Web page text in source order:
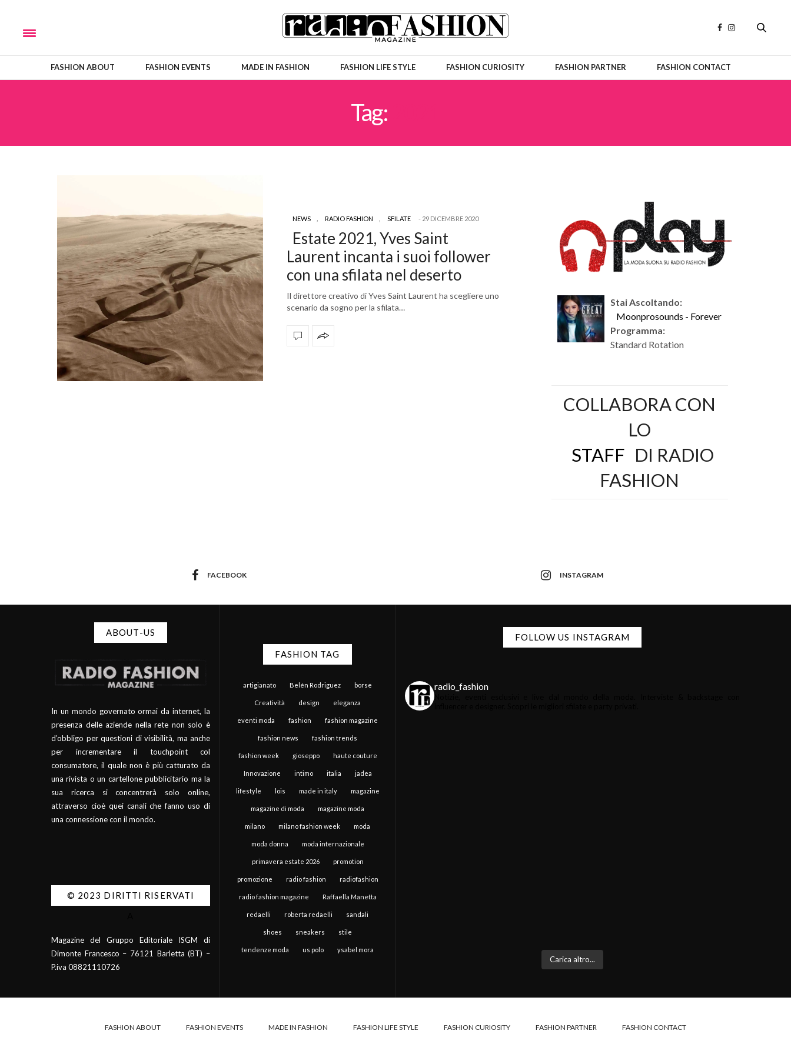
FASHION ABOUT FASHION EVENTS MADE IN FASHION FASHION LIFE STYLE FASHION CURIOSITY FASHION PARTNER FASHION CONTACT
Tag:
NEWS RADIO FASHION SFILATE 29 DICEMBRE 2020
Estate 2021, Yves Saint
Laurent incanta i suoi follower
con una sfilata nel deserto
Il direttore creativo di Yves Saint Laurent ha scegliere uno
scenario da sogno per la sfilata…
Stai Ascoltando:
Moonprosounds - Forever
Programma:
Standard Rotation
COLLABORA CON
LO
STAFF DI RADIO
FASHION
FACEBOOK INSTAGRAM
ABOUT-US
In un mondo governato ormai da internet, la
presenza delle aziende nella rete non solo è
d’obbligo per questioni di visibilità, ma anche
per incrementare il touchpoint col
consumatore, il quale non è più catturato da
una rivista o un cartellone pubblicitario ma la
sua ricerca si concentrerà solo online,
attraverso cioè quei canali che fanno uso di
una connessione con il mondo.
© 2023 DIRITTI RISERVATI
Magazine del Gruppo Editoriale ISGM di
Dimonte Francesco – 76121 Barletta (BT) –
P.iva 08821110726
FASHION TAG
artigianato Belén Rodriguez borse
Creatività design eleganza
eventi moda fashion fashion magazine
fashion news fashion trends
fashion week gioseppo haute couture
Innovazione intimo italia jadea
lifestyle lois made in italy magazine
magazine di moda magazine moda
milano milano fashion week moda
moda donna moda internazionale
primavera estate 2026 promotion
promozione radio fashion radiofashion
radio fashion magazine Raffaella Manetta
redaelli roberta redaelli sandali
shoes sneakers stile
tendenze moda us polo ysabel mora
FOLLOW US INSTAGRAM
radio_fashion
Carica altro...
FASHION ABOUT FASHION EVENTS MADE IN FASHION FASHION LIFE STYLE FASHION CURIOSITY FASHION PARTNER FASHION CONTACT